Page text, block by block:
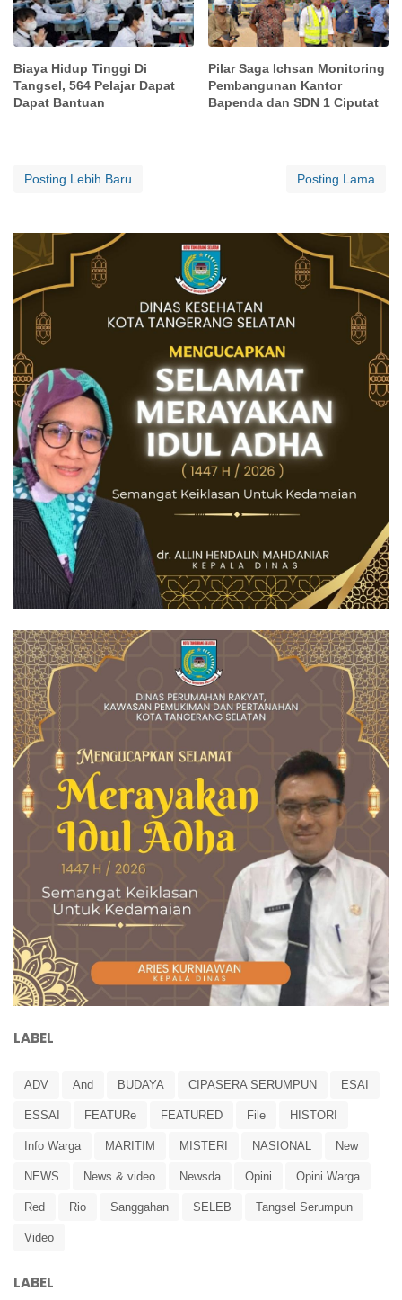
Biaya Hidup Tinggi Di
Tangsel, 564 Pelajar Dapat
Dapat Bantuan
Pilar Saga Ichsan Monitoring
Pembangunan Kantor
Bapenda dan SDN 1 Ciputat
Posting Lebih Baru Posting Lama
LABEL
ADV And BUDAYA CIPASERA SERUMPUN ESAI
ESSAI FEATURe FEATURED File HISTORI
Info Warga MARITIM MISTERI NASIONAL New
NEWS News & video Newsda Opini Opini Warga
Red Rio Sanggahan SELEB Tangsel Serumpun
Video
LABEL